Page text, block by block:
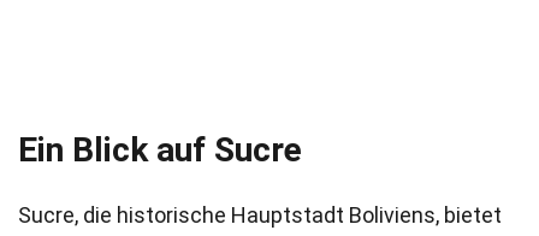
Ein Blick auf Sucre
Sucre, die historische Hauptstadt Boliviens, bietet